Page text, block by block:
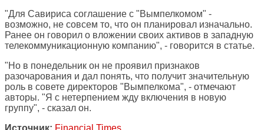
"Для Савириса соглашение с "Вымпелкомом" -
возможно, не совсем то, что он планировал изначально.
Ранее он говорил о вложении своих активов в западную
телекоммуникационную компанию", - говорится в статье.
"Но в понедельник он не проявил признаков
разочарования и дал понять, что получит значительную
роль в совете директоров "Вымпелкома", - отмечают
авторы. "Я с нетерпением жду включения в новую
группу", - сказал он.